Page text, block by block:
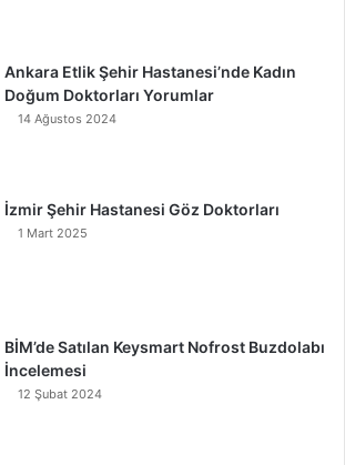
Ankara Etlik Şehir Hastanesi’nde Kadın
Doğum Doktorları Yorumlar
14 Ağustos 2024
İzmir Şehir Hastanesi Göz Doktorları
1 Mart 2025
BİM’de Satılan Keysmart Nofrost Buzdolabı
İncelemesi
12 Şubat 2024